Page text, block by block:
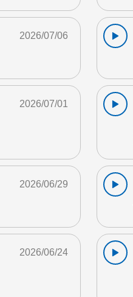
2026/07/06
2026/07/01
2026/06/29
2026/06/24